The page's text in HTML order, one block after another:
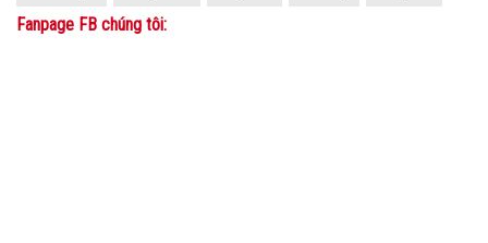
Fanpage FB chúng tôi: